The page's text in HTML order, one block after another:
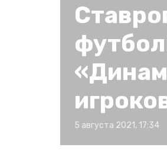
5 августа 2021, 17:34